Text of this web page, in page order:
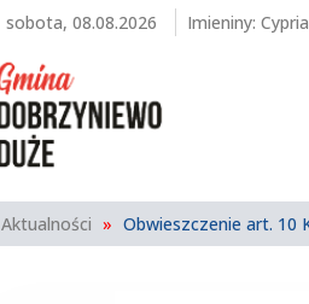
sobota, 08.08.2026 Imieniny:
Aktualności » Obwieszczenie art. 10